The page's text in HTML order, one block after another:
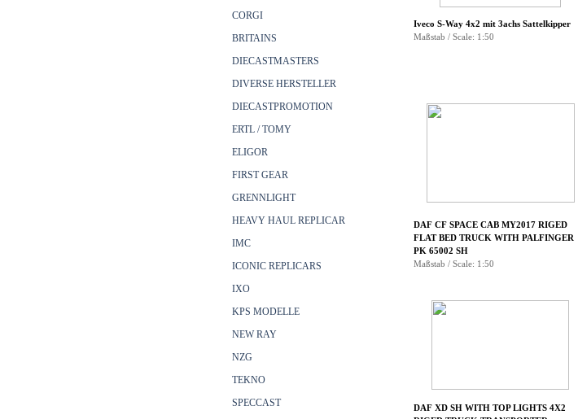
CORGI
BRITAINS
DIECASTMASTERS
DIVERSE HERSTELLER
DIECASTPROMOTION
ERTL / TOMY
ELIGOR
FIRST GEAR
GRENNLIGHT
HEAVY HAUL REPLICAR
IMC
ICONIC REPLICARS
IXO
KPS MODELLE
NEW RAY
NZG
TEKNO
SPECCAST
Iveco S-Way 4x2 mit 3achs Sattelkipper
Maßstab / Scale: 1:50
DAF CF SPACE CAB MY2017 RIGED
FLAT BED TRUCK WITH PALFINGER
PK 65002 SH
Maßstab / Scale: 1:50
DAF XD SH WITH TOP LIGHTS 4X2